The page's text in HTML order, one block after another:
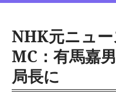
NHK元ニュー
MC：有馬嘉
局長に